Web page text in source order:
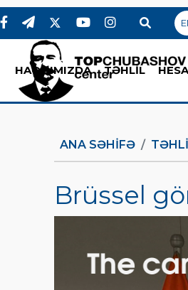
HAQQIMIZDA TƏHLİL
ANA SƏHIFƏ
Brüssel